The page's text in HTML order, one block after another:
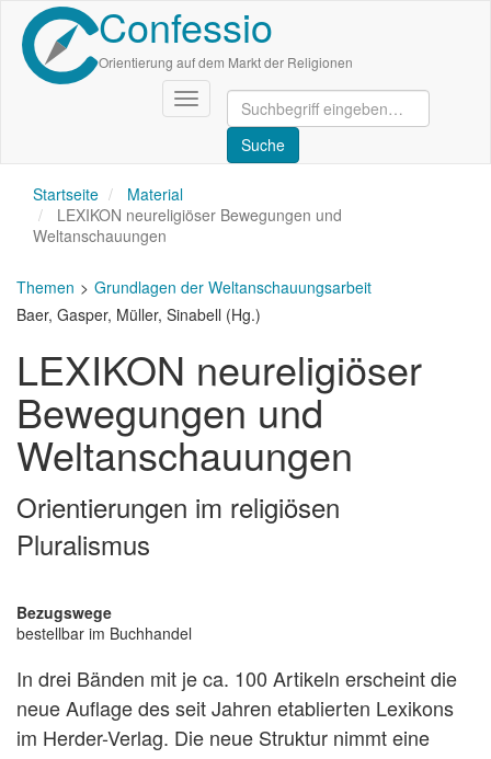
Direkt
zum
Inhalt
Confessio
Orientierung auf dem Markt der Religionen
Navigation
aktivieren/deaktivieren
Startseite
Material
LEXIKON neureligiöser Bewegungen und
Weltanschauungen
Themen
Grundlagen der Weltanschauungsarbeit
Baer, Gasper, Müller, Sinabell (Hg.)
LEXIKON neureligiöser
Bewegungen und
Weltanschauungen
Orientierungen im religiösen
Pluralismus
Bezugswege
bestellbar im Buchhandel
In drei Bänden mit je ca. 100 Artikeln erscheint die
neue Auflage des seit Jahren etablierten Lexikons
im Herder-Verlag. Die neue Struktur nimmt eine